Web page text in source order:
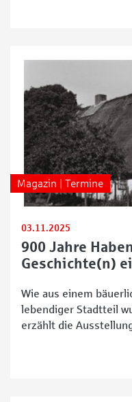
Kolleginnen und
Magazin | Termine
03.11.2025
900 Jahre
Geschichte(n)
Wie aus einem
lebendiger Stadtteil
erzählt die
Bürgerhaus